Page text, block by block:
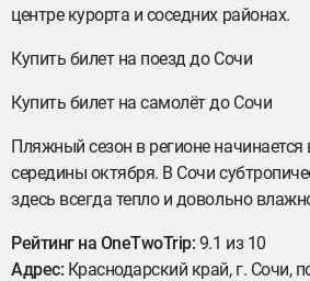
центре курорта и соседних районах.
Купить билет на поезд до Сочи
Купить билет на самолёт до Сочи
Пляжный сезон в регионе
середины октября. В Сочи
здесь всегда тепло и довольно
Рейтинг на OneTwoTrip: 9.1 из 10
Адрес: Краснодарский край, г. Сочи,